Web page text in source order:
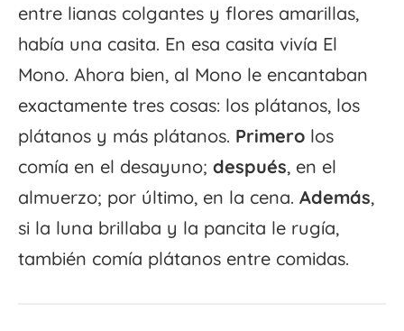
entre lianas colgantes y flores amarillas,
había una casita. En esa casita vivía El
Mono. Ahora bien, al Mono le encantaban
exactamente tres cosas: los plátanos, los
plátanos y más plátanos. Primero los
comía en el desayuno; después, en el
almuerzo; por último, en la cena. Además,
si la luna brillaba y la pancita le rugía,
también comía plátanos entre comidas.